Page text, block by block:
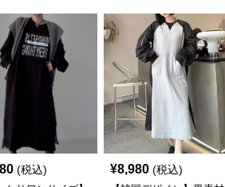
(税込) ¥8,980 (税込)